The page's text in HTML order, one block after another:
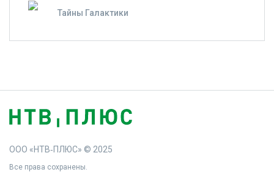
Тайны Галактики
ООО «НТВ‑ПЛЮС» © 2025
Все права сохранены.